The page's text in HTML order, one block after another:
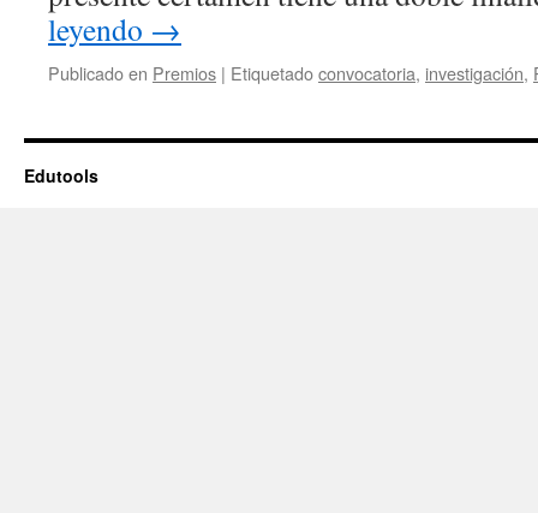
leyendo →
Publicado en Premios | Etiquetadoconvocatoria, investigación,
Edutools